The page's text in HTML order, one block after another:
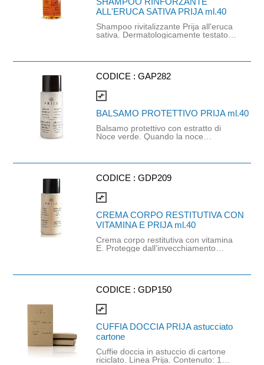
normativa vigente (Vedi Regolamento
CE n.1272/2008 CLP, A rticolo 1,
Paragrafo 5, Comma c).
ALL'ERUCA SATIVA PRIJA ml.40
Shampoo rivitalizzante Prija all'eruca
sativa. Dermatologicamente testato.
di Prija, on un'immediata sensazione
fragranza avvolgente che unisce
calda e rilassante. Prodotto 100%
made in Italy, realizzato con bottiglia
100% riciclata e riciclabile.
CODICE :GAP282
compare_arrows
BALSAMO PROTETTIVO PRIJA ml.40
Balsamo protettivo con estratto di
Noce verde. Quando la noce
polifenoli ed altri importanti principi
balsamo contribuisce all’effetto
aggressioni esterne.
CODICE :GDP209
compare_arrows
CREMA CORPO RESTITUTIVA CON
VITAMINA E PRIJA ml.40
Crema corpo restitutiva con vitamina
E. Protegge dall’invecchiamento
assicura una pelle morbida e setosa.
dalla Direttiva 76/768/ CEE, quindi
scheda di sicurezza, come da
normativa vigente (Ved i
Regolamento CE n.1272/2008 CLP,
Articolo 1, Paragrafo 5, Comma c).
CODICE :GDP150
compare_arrows
CUFFIA DOCCIA PRIJA astucciato
cartone
Cuffie doccia in astuccio di cartone
riciclato. Linea Prija. Contenuto: 1